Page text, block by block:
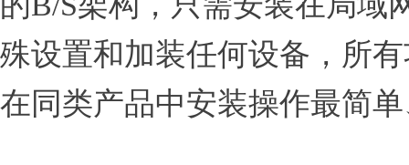
殊设置和加装任何设备，所
在同类产品中安装操作最简